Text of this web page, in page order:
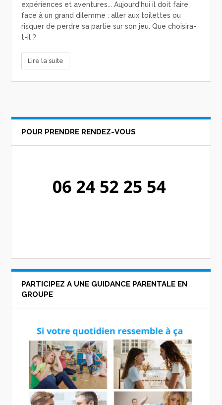
expériences et aventures... Aujourd'hui il doit faire
face à un grand dilemme : aller aux toilettes ou
risquer de perdre sa partie sur son jeu. Que choisira-
t-il ?
Lire la suite
POUR PRENDRE RENDEZ-VOUS
PARTICIPEZ A UNE GUIDANCE PARENTALE EN
GROUPE